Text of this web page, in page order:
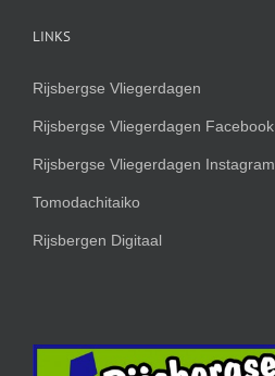
LINKS
Rijsbergse Vliegerdagen
Rijsbergse Vliegerdagen Facebook
Rijsbergse Vliegerdagen Instagram
Tomodachitaiko
Rijsbergen Digitaal